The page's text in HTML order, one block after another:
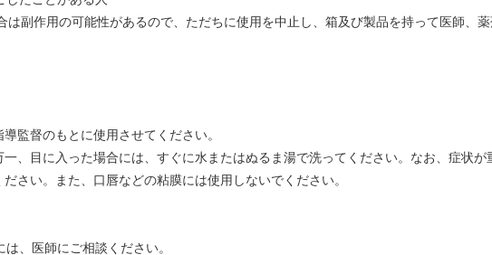
副作用の可能性があるので、ただちに使用を中止し、箱及び製品を持って医師、
監督のもとに使用させてください。
、目に入った場合には、すぐに水またはぬるま湯で洗ってください。なお、症状
さい。また、口唇などの粘膜には使用しないでください。
、医師にご相談ください。